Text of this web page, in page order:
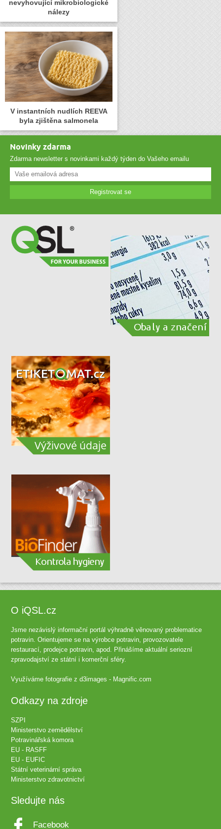
nevyhovující mikrobiologické
nálezy
V instantních nudlích REEVA
byla zjištěna salmonela
Novinky zdarma
Zdarma newsletter s novinkami každý týden do Vašeho emailu
Registrovat se
O iQSL.cz
Jsme nezávislý informační portál výhradně věnovaný problematice
potravin. Orientujeme se na výrobce potravin, provozovatele
restaurací, prodejce potravin, apod. Přinášíme aktuální seriozní
zpravodajství ze státní i komerční sféry.
Využíváme fotografie zd3images - Magnific.com
Odkazy na zdroje
SZPI
Ministerstvo zemědělství
Potravinářská komora
EU - RASFF
EU - EUFIC
Státní veterinární správa
Ministerstvo zdravotnictví
Sledujte nás
Facebook